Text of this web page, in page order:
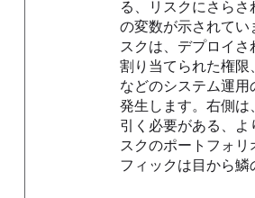
る、リスクにさら
の変数が示されてい
スクは、デプロイさ
割り当てられた権
などのシステム運用
発生します。右側は
引く必要がある、よ
スクのポートフォ
フィックは目から鱗